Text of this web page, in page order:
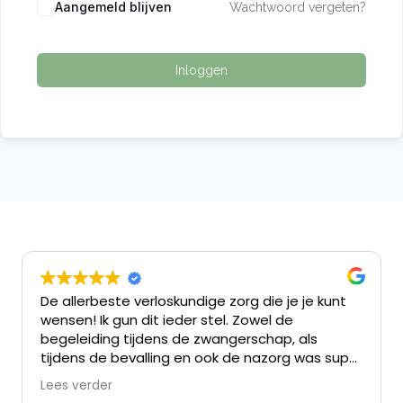
Aangemeld blijven Wachtwoord vergeten?
Inloggen
De allerbeste verloskundige zorg die je je kunt
wensen! Ik gun dit ieder stel. Zowel de
begeleiding tijdens de zwangerschap, als
tijdens de bevalling en ook de nazorg was super
persoonlijk en betrokken.
Lees verder